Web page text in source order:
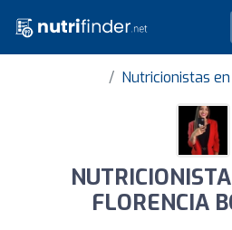
Nutricionistas
FLORENCIA